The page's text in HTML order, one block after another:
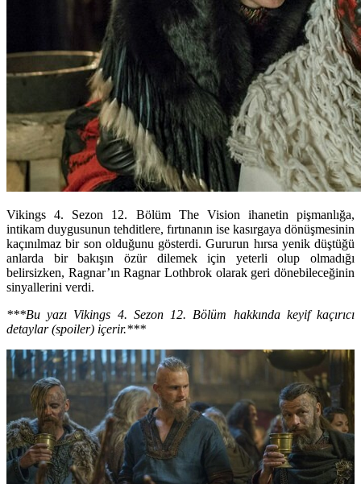
Vikings 4. Sezon 12. Bölüm The Vision ihanetin pişmanlığa,
intikam duygusunun tehditlere, fırtınanın ise kasırgaya dönüşmesinin
kaçınılmaz bir son olduğunu gösterdi. Gururun hırsa yenik düştüğü
anlarda bir bakışın özür dilemek için yeterli olup olmadığı
belirsizken, Ragnar’ın Ragnar Lothbrok olarak geri dönebileceğinin
sinyallerini verdi.
***Bu yazı Vikings 4. Sezon 12. Bölüm hakkında keyif kaçırıcı
detaylar (spoiler) içerir.***